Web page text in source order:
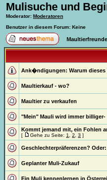
Mulisuche und
Moderator: Moderatoren
Benutzer in diesem Forum: Keine
Ank�ndigungen: Warum dieses
Maultierkauf - wo?
Maultier zu verkaufen
"Mein" Mauli wird immer
Kommt jemand mit, ein Fohlen
[ Gehe zu Seite: 1 2 3 ]
Geschlechterpräferenzen?
Geplanter Muli-Zukauf
Ein Muli kennenlernen in